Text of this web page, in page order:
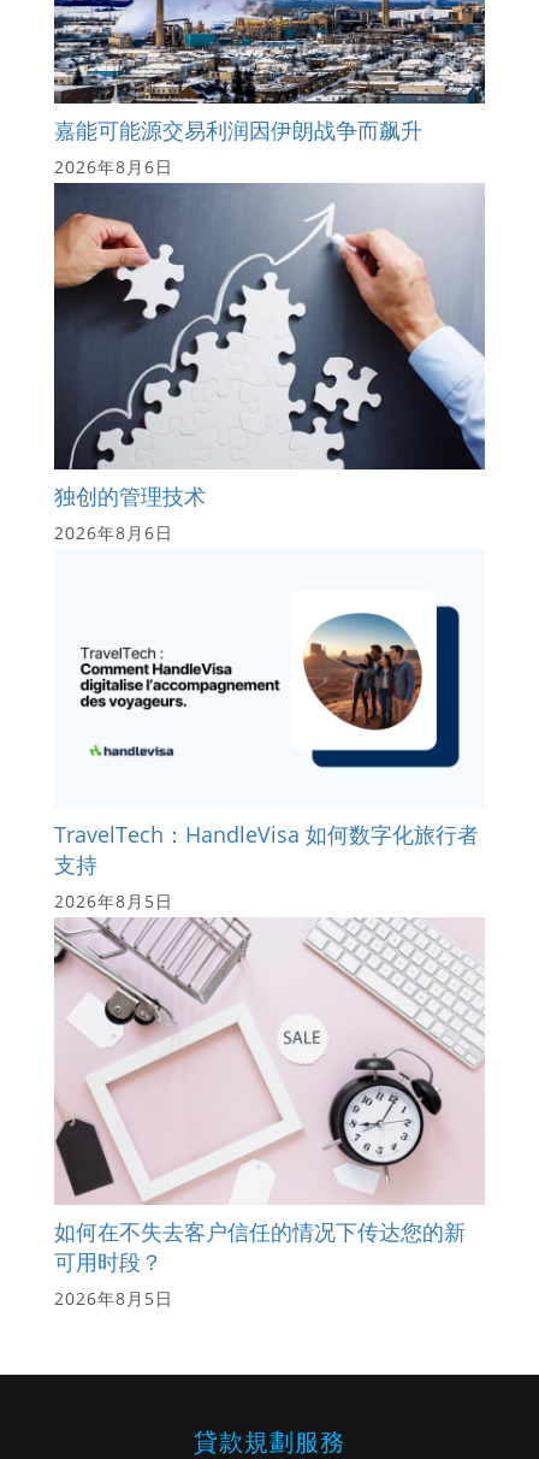
嘉能可能源交易利润因伊朗战争而飙升
2026年8月6日
独创的管理技术
2026年8月6日
TravelTech：HandleVisa 如何数字化旅行者
支持
2026年8月5日
如何在不失去客户信任的情况下传达您的新
可用时段？
2026年8月5日
貸款規劃服務